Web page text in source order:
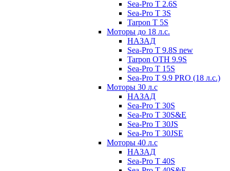
Sea-Pro T 2.6S
Sea-Pro T 3S
Tarpon T 5S
Моторы до 18 л.с.
НАЗАД
Sea-Pro T 9.8S new
Tarpon OTH 9.9S
Sea-Pro T 15S
Sea-Pro T 9.9 PRO (18 л.с.)
Моторы 30 л.с
НАЗАД
Sea-Pro T 30S
Sea-Pro T 30S&E
Sea-Pro T 30JS
Sea-Pro T 30JSE
Моторы 40 л.с
НАЗАД
Sea-Pro T 40S